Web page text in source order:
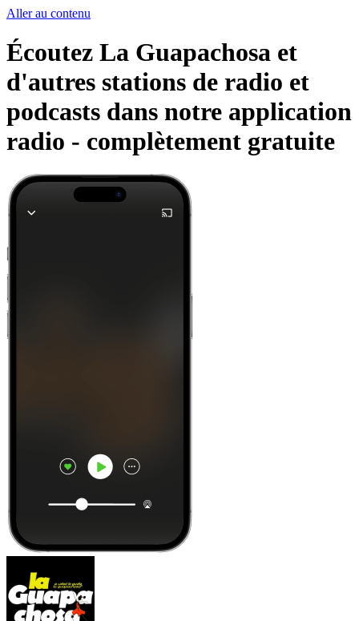
Aller au contenu
Écoutez La Guapachosa et
d'autres stations de radio et
podcasts dans notre application
radio - complètement gratuite